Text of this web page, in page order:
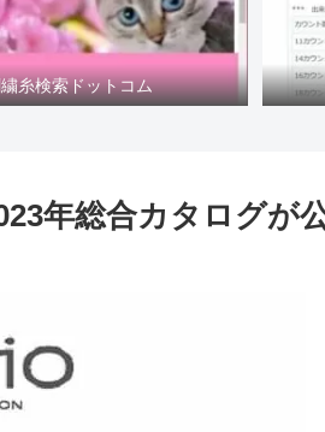
糸検索ドットコム
年総合カタログが